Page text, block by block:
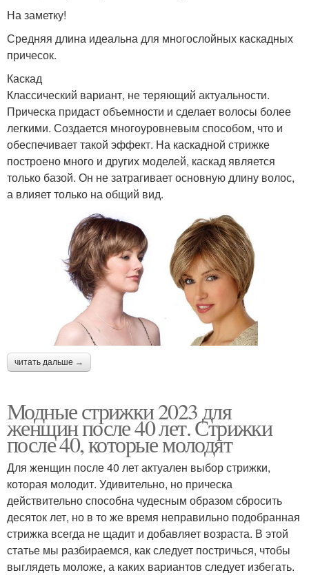
На заметку!
Средняя длина идеальна для многослойных каскадных
причесок.
Каскад
Классический вариант, не теряющий актуальности.
Прическа придаст объемности и сделает волосы более
легкими. Создается многоуровневым способом, что и
обеспечивает такой эффект. На каскадной стрижке
построено много и других моделей, каскад является
только базой. Он не затрагивает основную длину волос,
а влияет только на общий вид.
читать дальше →
Модные стрижки 2023 для
женщин после 40 лет. Стрижки
после 40, которые молодят
Для женщин после 40 лет актуален выбор стрижки,
которая молодит. Удивительно, но прическа
действительно способна чудесным образом сбросить
десяток лет, но в то же время неправильно подобранная
стрижка всегда не щадит и добавляет возраста. В этой
статье мы разбираемся, как следует постричься, чтобы
выглядеть моложе, а каких вариантов следует избегать.